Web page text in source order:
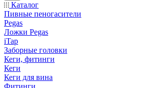
Каталог
Пивные пеногасители
Pegas
Ложки Pegas
iTap
Заборные головки
Кеги, фитинги
Кеги
Кеги для вина
Фитинги